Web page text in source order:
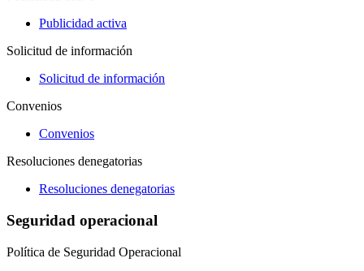
Publicidad activa
Solicitud de información
Solicitud de información
Convenios
Convenios
Resoluciones denegatorias
Resoluciones denegatorias
Seguridad operacional
Política de Seguridad Operacional